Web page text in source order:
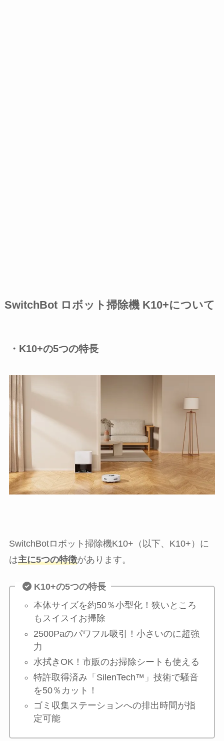
SwitchBot ロボット掃除機 K10+について
・K10+の5つの特長
SwitchBotロボット掃除機K10+（以下、K10+）に
は主に5つの特徴があります。
K10+の5つの特長
本体サイズを約50％小型化！狭いところ
もスイスイお掃除
2500Paのパワフル吸引！小さいのに超強
力
水拭きOK！市販のお掃除シートも使える
特許取得済み「 SilenTech™ 」技術で騒音
を50％カット！
ゴミ収集ステーションへの排出時間が指
定可能